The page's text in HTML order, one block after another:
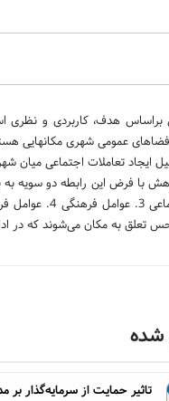
هدف، کاربردی و نظری
عمومی شهری مکانهایی
ایجاد تعاملات اجتماعی میان
با فرض این رابطه دو سویه به
مشارکت در طراحی مکان، موجب ایجاد حس تعلق به مکان می‌شوند
شده
تاثیر حمایت از سرمایه‌گذار